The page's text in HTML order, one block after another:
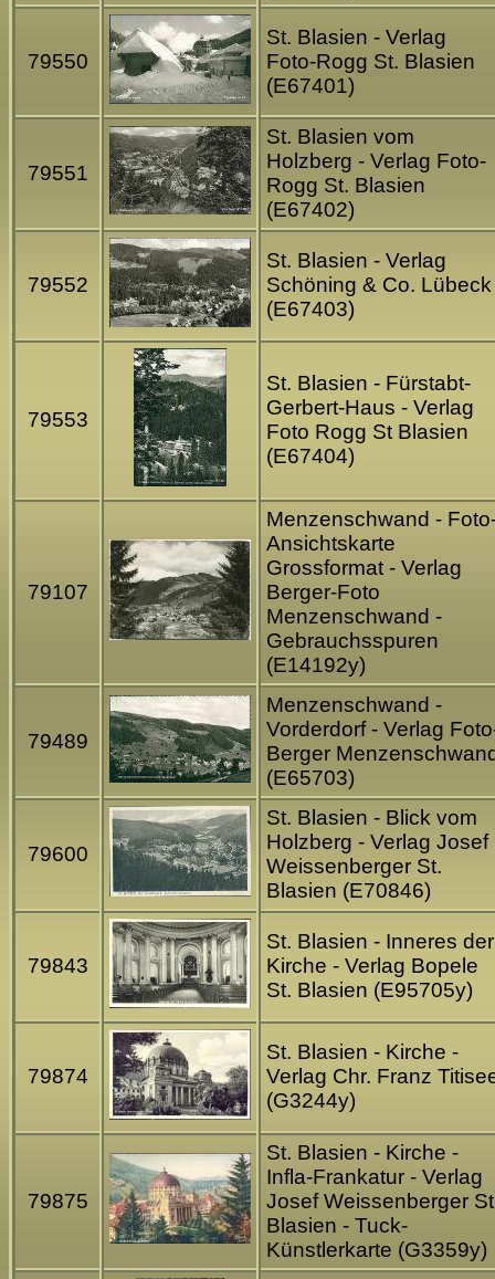
79550
St. Blasien - Verlag
Foto-Rogg St. Blasien
(E67401)
79551
St. Blasien vom
Holzberg - Verlag Foto-
Rogg St. Blasien
(E67402)
79552
St. Blasien - Verlag
Schöning & Co. Lübeck
(E67403)
79553
St. Blasien - Fürstabt-
Gerbert-Haus - Verlag
Foto Rogg St Blasien
(E67404)
79107
Menzenschwand -
Ansichtskarte
Grossformat - Verlag
Berger-Foto
Menzenschwand -
Gebrauchsspuren
(E14192y)
79489
Menzenschwand -
Vorderdorf - Verlag
Berger
(E65703)
79600
St. Blasien - Blick vom
Holzberg - Verlag Josef
Weissenberger St.
Blasien (E70846)
79843
St. Blasien - Inneres der
Kirche - Verlag Bopele
St. Blasien (E95705y)
79874
St. Blasien - Kirche -
Verlag Chr. Franz
(G3244y)
79875
St. Blasien - Kirche -
Infla-Frankatur - Verlag
Josef Weissenberger
Blasien - Tuck-
Künstlerkarte (G3359y)